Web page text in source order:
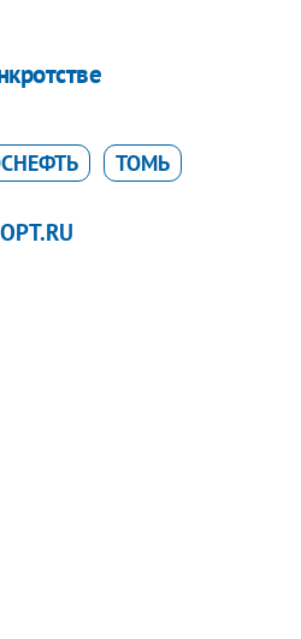
ТОМЬ